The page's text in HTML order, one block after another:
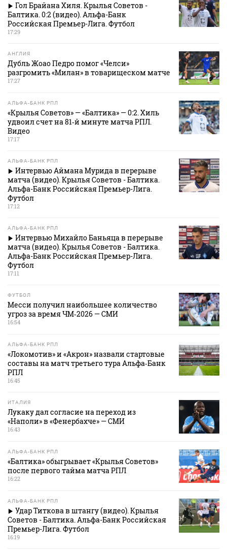
Гол Брайана Хиля. Крылья Советов -
Балтика. 0:2 (видео). Альфа-Банк
Российская Премьер-Лига. Футбол
17:29
АНГЛИЯ
Дубль Жоао Педро помог «Челси»
разгромить «Милан» в товарищеском матче
17:27
АЛЬФА-БАНК РПЛ
«Крылья Советов» — «Балтика» — 0:2. Хиль
удвоил счет на 81‑й минуте матча РПЛ.
Видео
17:17
АЛЬФА-БАНК РПЛ
Интервью Аймана Мурида в перерыве
матча (видео). Крылья Советов - Балтика.
Альфа-Банк Российская Премьер-Лига.
Футбол
17:12
АЛЬФА-БАНК РПЛ
Интервью Михайло Баньяца в перерыве
матча (видео). Крылья Советов - Балтика.
Альфа-Банк Российская Премьер-Лига.
Футбол
17:11
ФУТБОЛ
Месси получил наибольшее количество
угроз за время ЧМ‑2026 — СМИ
16:54
АЛЬФА-БАНК РПЛ
«Локомотив» и «Акрон» назвали стартовые
составы на матч третьего тура Альфа‑Банк
РПЛ
16:45
ИТАЛИЯ
Лукаку дал согласие на переход из
«Наполи» в «Фенербахче» — СМИ
16:43
АЛЬФА-БАНК РПЛ
«Балтика» обыгрывает «Крылья Советов»
после первого тайма матча РПЛ
16:22
АЛЬФА-БАНК РПЛ
Удар Титкова в штангу (видео). Крылья
Советов - Балтика. Альфа-Банк Российская
Премьер-Лига. Футбол
16:19